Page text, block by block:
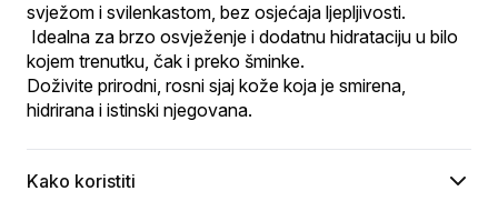
svježom i svilenkastom, bez osjećaja ljepljivosti.
kojem trenutku, čak i preko šminke.
Doživite prirodni, rosni sjaj kože koja je smirena,
hidrirana i istinski njegovana.
Kako koristiti